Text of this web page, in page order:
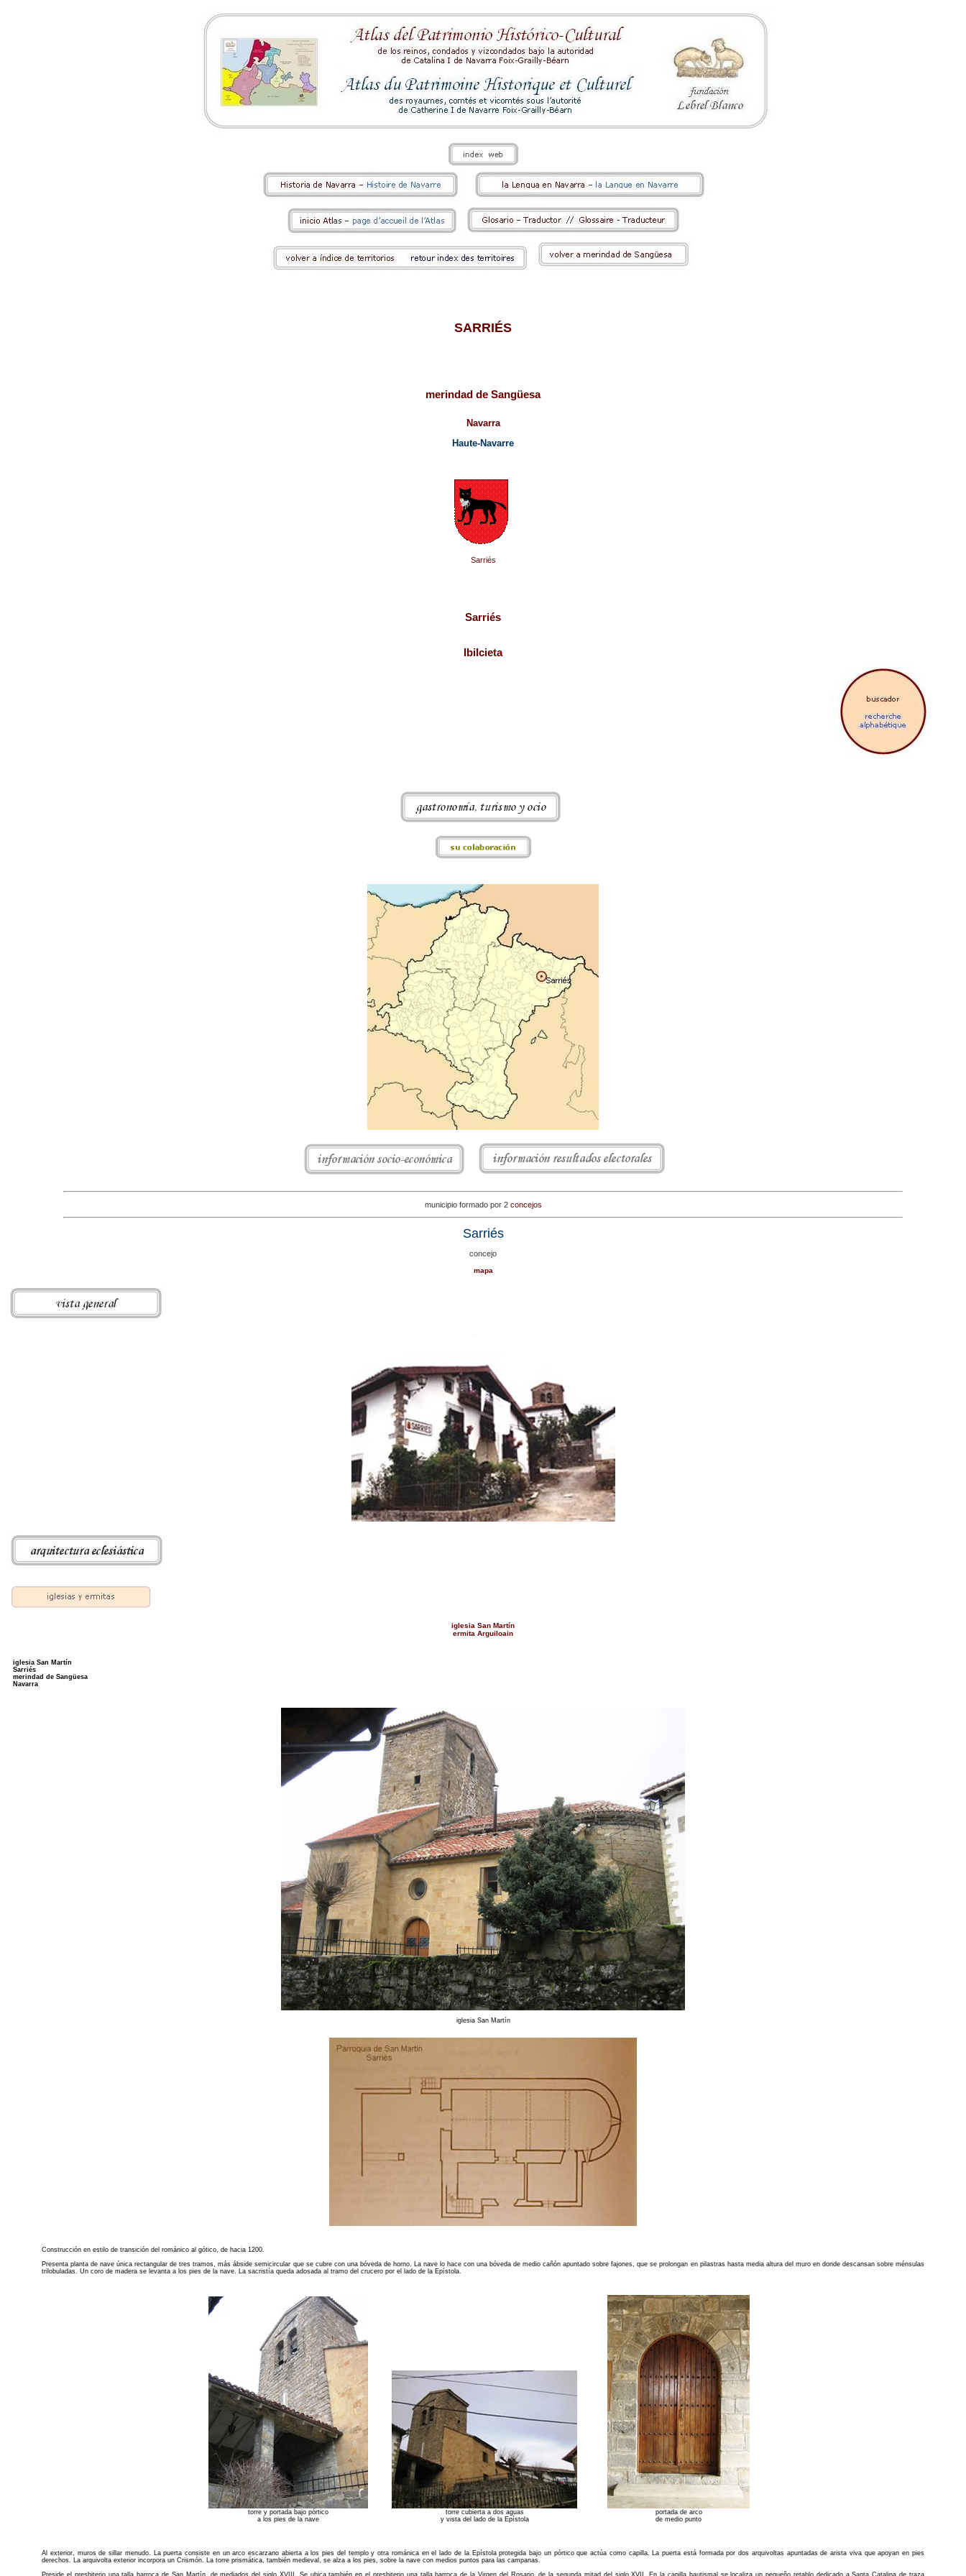
SARRIÉS
merindad de Sangüesa
Navarra
Haute-Navarre
Sarriés
Sarriés
Ibilcieta
municipio formado por 2 concejos
Sarriés
concejo
mapa
iglesia San Martín
ermita Arguiloain
iglesia San Martín
Sarriés
merindad de Sangüesa
Navarra
iglesia San Martín
Construcción en estilo de transición del románico al gótico, de hacia 1200.
Presenta planta de nave única rectangular de tres tramos, más ábside semicircular que se cubre con una bóveda de horno. La nave lo hace con una bóveda de medio cañón apuntado sobre fajones, que se prolongan en pilastras hasta media altura del muro en donde descansan sobre ménsulas
trilobuladas. Un coro de madera se levanta a los pies de la nave. La sacristía queda adosada al tramo del crucero por el lado de la Epístola.
torre y portada bajo pórtico
a los pies de la nave
torre cubierta a dos aguas
y vista del lado de la Epístola
portada de arco
de medio punto
Al exterior, muros de sillar menudo. La puerta consiste en un arco escarzano abierta a los pies del templo y otra románica en el lado de la Epístola protegida bajo un pórtico que actúa como capilla. La puerta está formada por dos arquivoltas apuntadas de arista viva que apoyan en pies
derechos. La arquivolta exterior incorpora un Crismón. La torre prismática, también medieval, se alza a los pies, sobre la nave con medios puntos para las campanas.
Preside el presbiterio una talla barroca de San Martín, de mediados del siglo XVIII. Se ubica también en el presbiterio una talla barroca de la Virgen del Rosario, de la segunda mitad del siglo XVII. En la capilla bautismal se localiza un pequeño retablo dedicado a Santa Catalina de traza